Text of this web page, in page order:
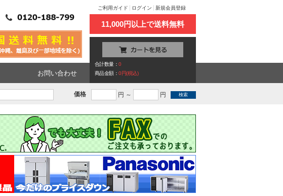
ご利用ガイド ログイン 新規会員登録
11,000円以上で送料無料
合計数量：0
商品金額：0円(税込)
お問い合わせ
価格 円 ～ 円